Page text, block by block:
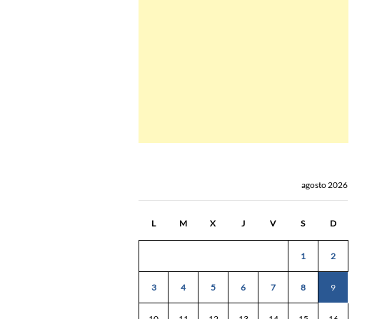
agosto 2026
L M X J V S D
1 2
3 4 5 6 7 8 9